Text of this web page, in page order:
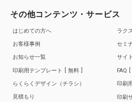
その他コンテンツ・サービス
はじめての方へ
お客様事例
お知らせ一覧
印刷用テンプレート
無料
らくらくデザイン（チラシ）
見積もり
ラク
セミ
サイ
FAQ
印刷
印刷